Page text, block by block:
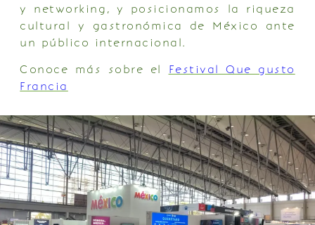
y networking, y posicionamos la riqueza
cultural y gastronómica de México ante
un público internacional.
Conoce más sobre el Festival Que gusto
Francia